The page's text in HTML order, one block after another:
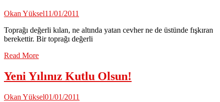
Okan Yüksel11/01/2011
Toprağı değerli kılan, ne altında yatan cevher ne de üstünde fışkıran
berekettir. Bir toprağı değerli
Read More
Yeni Yılınız Kutlu Olsun!
Okan Yüksel01/01/2011